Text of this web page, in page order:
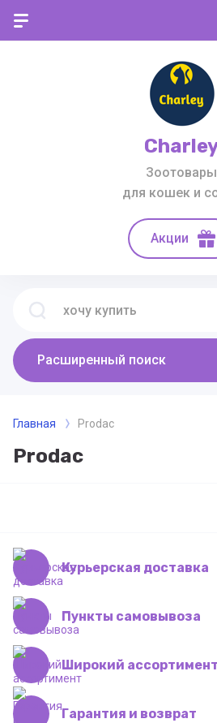
Зоотовары
для кошек и
Акции
Расширенный поиск
Главная Prodac
Prodac
Курьерская доставка
Пункты самовывоза
Широкий ассортимент
Гарантия и возврат